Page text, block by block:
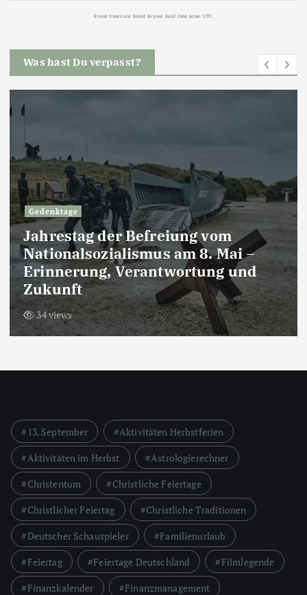
Event times are listed in your local time zone:UTC
Was hast Du verpasst?
Gedenktage
Jahrestag der Befreiung vom
Nationalsozialismus am 8. Mai –
Erinnerung, Verantwortung und
Zukunft
34 views
13. September
Aktivitäten Herbstferien
Aktivitäten im Herbst
Astrologierechner
Christentum
Christliche Feiertage
Christlicher Feiertag
Christliche Traditionen
Deutscher Schauspieler
Familienurlaub
Feiertag
Feiertage Deutschland
Filmlegende
Finanzkalender
Finanzmanagement